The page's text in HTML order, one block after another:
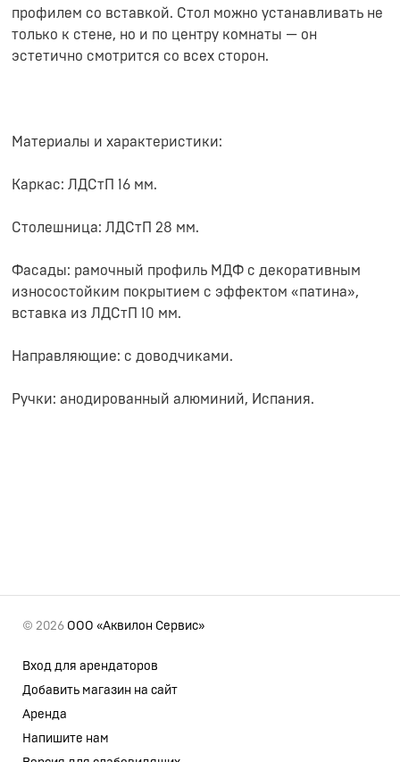
профилем со вставкой. Стол можно устанавливать не
только к стене, но и по центру комнаты — он
эстетично смотрится со всех сторон.
Материалы и характеристики:
Каркас: ЛДСтП 16 мм.
Столешница: ЛДСтП 28 мм.
Фасады: рамочный профиль МДФ с декоративным
износостойким покрытием с эффектом «патина»,
вставка из ЛДСтП 10 мм.
Направляющие: с доводчиками.
Ручки: анодированный алюминий, Испания.
© 2026 ООО «Аквилон Сервис»
Вход для арендаторов
Добавить магазин на сайт
Аренда
Напишите нам